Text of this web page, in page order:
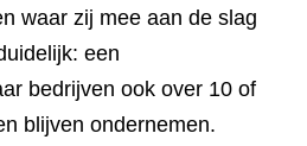
waar zij mee aan de slag
een
bedrijven ook over 10 of
blijven ondernemen.